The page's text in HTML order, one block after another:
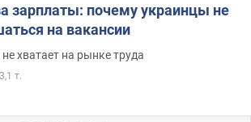
зарплаты: почему украинцы не
на вакансии
хватает на рынке труда
3,1 т.